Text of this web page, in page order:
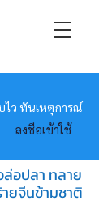
ไว ทันเหตุการณ์
ลงชื่อเข้าใช้
อปลา ทลาย
ยจีนข้ามชาติ